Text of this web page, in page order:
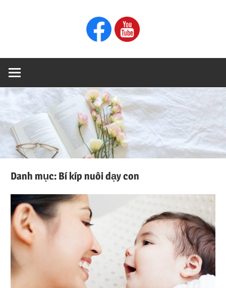
Ehon
Blog
Danh mục: Bí kíp nuôi dạy con